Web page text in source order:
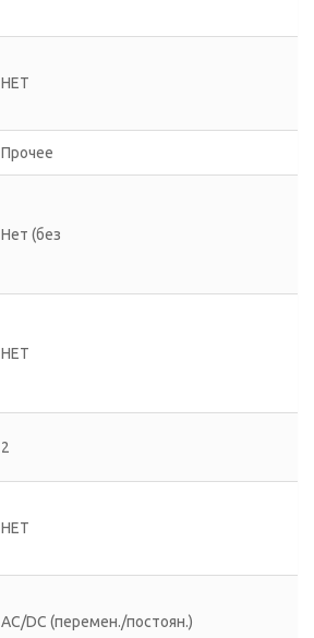
НЕТ
Прочее
Нет (без
НЕТ
2
НЕТ
AC/DC (перемен./постоян.)